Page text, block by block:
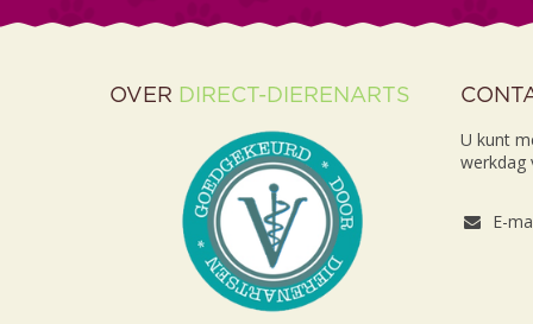
OVER DIRECT-DIERENARTS
U kunt
werkdag
E-